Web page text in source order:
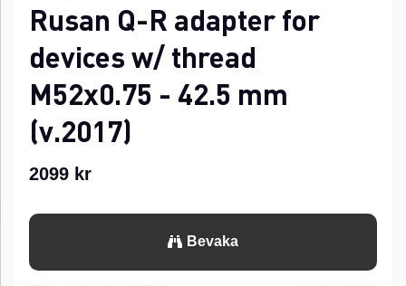
Rusan Q-R adapter for
devices w/ thread
M52x0.75 - 42.5 mm
(v.2017)
2099 kr
Bevaka